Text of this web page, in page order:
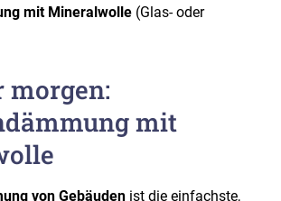
mit Mineralwolle (Glas- oder
morgen:
mit
von Gebäuden ist die einfachste,